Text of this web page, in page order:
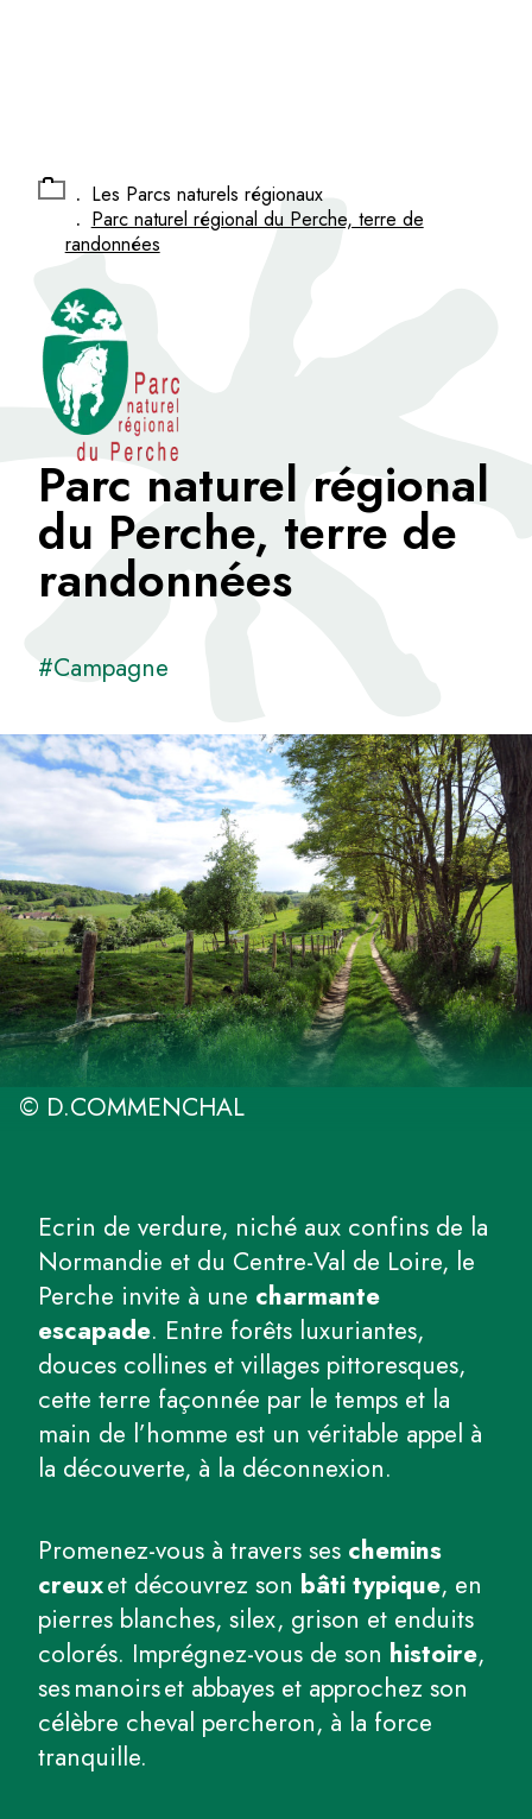
. Les Parcs naturels régionaux
. Parc naturel régional du Perche, terre de
randonnées
Parc naturel régional
du Perche, terre de
randonnées
#Campagne
© D.COMMENCHAL
Ecrin de verdure, niché aux confins de la
Normandie et du Centre-Val de Loire, le
Perche invite à une charmante
escapade. Entre forêts luxuriantes,
douces collines et villages pittoresques,
cette terre façonnée par le temps et la
main de l’homme est un véritable appel à
la découverte, à la déconnexion.
Promenez-vous à travers ses chemins
creuxet découvrez son bâti typique, en
pierres blanches, silex, grison et enduits
colorés. Imprégnez-vous de son histoire,
ses manoirs et abbayes et approchez son
célèbre cheval percheron, à la force
tranquille.